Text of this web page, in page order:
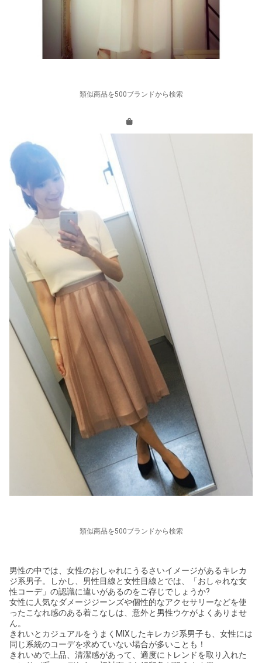
類似商品を500ブランドから検索
類似商品を500ブランドから検索
男性の中では、女性のおしゃれにうるさいイメージがあるキレカ
ジ系男子。しかし、男性目線と女性目線とでは、「おしゃれな女
性コーデ」の認識に違いがあるのをご存じでしょうか?
女性に人気なダメージジーンズや個性的なアクセサリーなどを使
ったこなれ感のある着こなしは、意外と男性ウケがよくありませ
ん。
きれいとカジュアルをうまくMIXしたキレカジ系男子も、女性には
同じ系統のコーデを求めていない場合が多いことも！
きれいめで上品、清潔感があって、適度にトレンドを取り入れた